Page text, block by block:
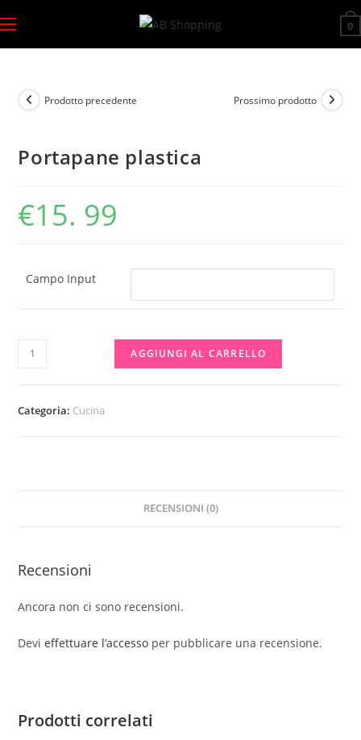
al
contenuto
0
Prodotto precedente Prossimo prodotto
Portapane plastica
€15. 99
Campo Input
Portapane
plastica
AGGIUNGI AL CARRELLO
Categoria: Cucina
RECENSIONI (0)
Recensioni
Ancora non ci sono recensioni.
Devieffettuare l’accesso per pubblicare una recensione.
Prodotti correlati